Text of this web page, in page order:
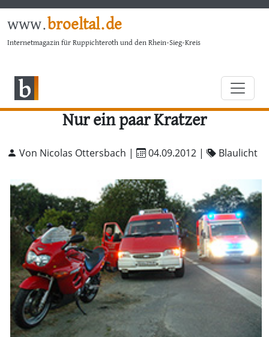
www.broeltal.de
Internetmagazin für Ruppichteroth und den Rhein-Sieg-Kreis
Nur ein paar Kratzer
Von Nicolas Ottersbach | 04.09.2012 | Blaulicht